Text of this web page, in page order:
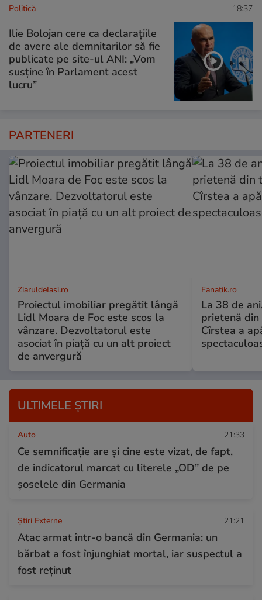
Politică 18:37
Ilie Bolojan cere ca declarațiile
de avere ale demnitarilor să fie
publicate pe site-ul ANI: „Vom
susține în Parlament acest
lucru”
PARTENERI
ZiaruldeIasi.ro
Proiectul imobiliar pregătit lângă
Lidl Moara de Foc este scos la
vânzare. Dezvoltatorul este
asociat în piață cu un alt proiect
de anvergură
Fanatik.ro
La 38 de
prietenă din
Cîrstea a
ULTIMELE ȘTIRI
Auto 21:33
Ce semnificație are și cine este vizat, de fapt,
de indicatorul marcat cu literele „OD” de pe
șoselele din Germania
Știri Externe 21:21
Atac armat într-o bancă din Germania: un
bărbat a fost înjunghiat mortal, iar suspectul a
fost reținut